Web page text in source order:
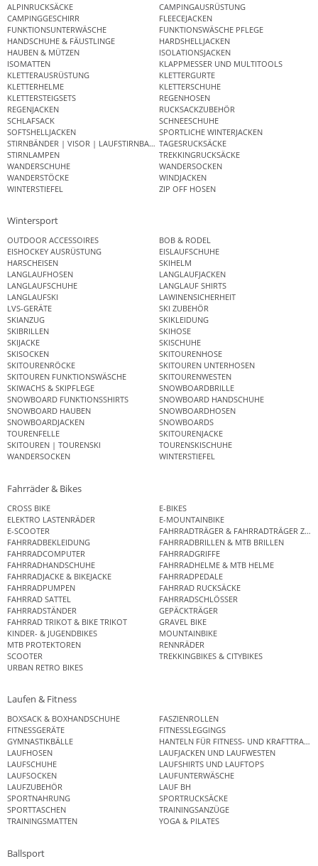
ALPINRUCKSÄCKE
CAMPINGAUSRÜSTUNG
CAMPINGGESCHIRR
FLEECEJACKEN
FUNKTIONSUNTERWÄSCHE
FUNKTIONSWÄSCHE PFLEGE
HANDSCHUHE & FÄUSTLINGE
HARDSHELLJACKEN
HAUBEN & MÜTZEN
ISOLATIONSJACKEN
ISOMATTEN
KLAPPMESSER UND MULTITOOLS
KLETTERAUSRÜSTUNG
KLETTERGURTE
KLETTERHELME
KLETTERSCHUHE
KLETTERSTEIGSETS
REGENHOSEN
REGENJACKEN
RUCKSACKZUBEHÖR
SCHLAFSACK
SCHNEESCHUHE
SOFTSHELLJACKEN
SPORTLICHE WINTERJACKEN
STIRNBÄNDER | VISOR | LAUFSTIRNBANDTAGESRUCKSÄCKE
STIRNLAMPEN
TREKKINGRUCKSÄCKE
WANDERSCHUHE
WANDERSOCKEN
WANDERSTÖCKE
WINDJACKEN
WINTERSTIEFEL
ZIP OFF HOSEN
Wintersport
OUTDOOR ACCESSOIRES
BOB & RODEL
EISHOCKEY AUSRÜSTUNG
EISLAUFSCHUHE
HARSCHEISEN
SKIHELM
LANGLAUFHOSEN
LANGLAUFJACKEN
LANGLAUFSCHUHE
LANGLAUF SHIRTS
LANGLAUFSKI
LAWINENSICHERHEIT
LVS-GERÄTE
SKI ZUBEHÖR
SKIANZUG
SKIKLEIDUNG
SKIBRILLEN
SKIHOSE
SKIJACKE
SKISCHUHE
SKISOCKEN
SKITOURENHOSE
SKITOURENRÖCKE
SKITOUREN UNTERHOSEN
SKITOUREN FUNKTIONSWÄSCHE
SKITOURENWESTEN
SKIWACHS & SKIPFLEGE
SNOWBOARDBRILLE
SNOWBOARD FUNKTIONSSHIRTS
SNOWBOARD HANDSCHUHE
SNOWBOARD HAUBEN
SNOWBOARDHOSEN
SNOWBOARDJACKEN
SNOWBOARDS
TOURENFELLE
SKITOURENJACKE
SKITOUREN | TOURENSKI
TOURENSKISCHUHE
WANDERSOCKEN
WINTERSTIEFEL
Fahrräder & Bikes
CROSS BIKE
E-BIKES
ELEKTRO LASTENRÄDER
E-MOUNTAINBIKE
E-SCOOTER
FAHRRADTRÄGER & FAHRRADTRÄGER
FAHRRADBEKLEIDUNG
FAHRRADBRILLEN & MTB BRILLEN
FAHRRADCOMPUTER
FAHRRADGRIFFE
FAHRRADHANDSCHUHE
FAHRRADHELME & MTB HELME
FAHRRADJACKE & BIKEJACKE
FAHRRADPEDALE
FAHRRADPUMPEN
FAHRRAD RUCKSÄCKE
FAHRRAD SATTEL
FAHRRADSCHLÖSSER
FAHRRADSTÄNDER
GEPÄCKTRÄGER
FAHRRAD TRIKOT & BIKE TRIKOT
GRAVEL BIKE
KINDER- & JUGENDBIKES
MOUNTAINBIKE
MTB PROTEKTOREN
RENNRÄDER
SCOOTER
TREKKINGBIKES & CITYBIKES
URBAN RETRO BIKES
Laufen & Fitness
BOXSACK & BOXHANDSCHUHE
FASZIENROLLEN
FITNESSGERÄTE
FITNESSLEGGINGS
GYMNASTIKBÄLLE
HANTELN FÜR FITNESS- UND
LAUFHOSEN
LAUFJACKEN UND LAUFWESTEN
LAUFSCHUHE
LAUFSHIRTS UND LAUFTOPS
LAUFSOCKEN
LAUFUNTERWÄSCHE
LAUFZUBEHÖR
LAUF BH
SPORTNAHRUNG
SPORTRUCKSÄCKE
SPORTTASCHEN
TRAININGSANZÜGE
TRAININGSMATTEN
YOGA & PILATES
Ballsport